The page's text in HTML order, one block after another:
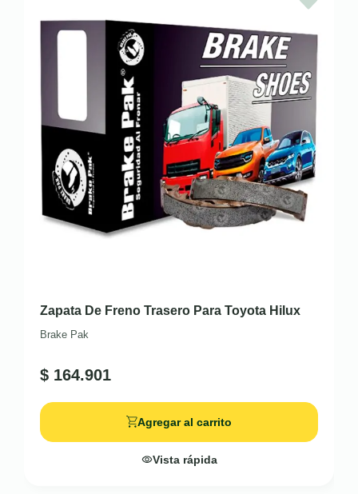
Zapata De Freno Trasero Para Toyota Hilux
Brake Pak
$ 164.901
Agregar al carrito
Vista rápida